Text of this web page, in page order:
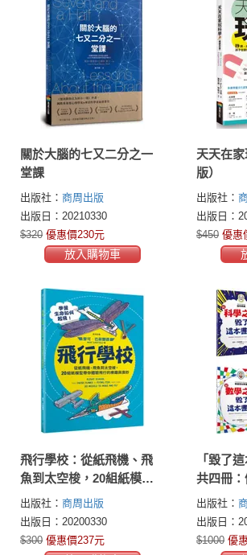
關於大腦的七又二分之一
堂課
出版社： 商周出版
出版日：20210330
$320 優惠價230元
放入購物車
天天在
版）
出版社：
出版日：
$450 優惠
飛行學校：從紙飛機、飛
魚到太空梭，20組紙模型
帶你體驗飛行的樂趣與奧
妙
出版社： 商周出版
出版日：20200330
$300 優惠價237元
「毀了
共四冊
斯坦篇、
藝術篇
出版社：
出版日：
$1000 優